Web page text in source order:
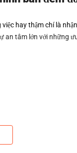
hay thậm chí là
tâm lớn với những